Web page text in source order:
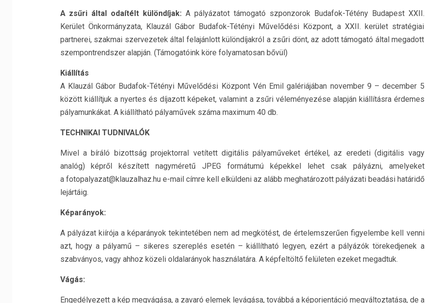
A zsűri által odaítélt különdíjak: A pályázatot támogató szponzorok Budafok-Tétény Budapest XXII.
Kerület Önkormányzata, Klauzál Gábor Budafok-Tétényi Művelődési Központ, a XXII. kerület stratégiai
partnerei, szakmai szervezetek által felajánlott különdíjakról a zsűri dönt, az adott támogató által megadott
szempontrendszer alapján. (Támogatóink köre folyamatosan bővül)
Kiállítás
A Klauzál Gábor Budafok-Tétényi Művelődési Központ Vén Emil galériájában november 9 – december 5
között kiállítjuk a nyertes és díjazott képeket, valamint a zsűri véleményezése alapján kiállításra érdemes
pályamunkákat. A kiállítható pályaművek száma maximum 40 db.
TECHNIKAI TUDNIVALÓK
Mivel a bíráló bizottság projektorral vetített digitális pályaműveket értékel, az eredeti (digitális vagy
analóg) képről készített nagyméretű JPEG formátumú képekkel lehet csak pályázni, amelyeket
a fotopalyazat@klauzalhaz.hu e-mail címre kell elküldeni az alább meghatározott pályázati beadási határidő
lejártáig.
Képarányok:
A pályázat kiírója a képarányok tekintetében nem ad megkötést, de értelemszerűen figyelembe kell venni
azt, hogy a pályamű – sikeres szereplés esetén – kiállítható legyen, ezért a pályázók törekedjenek a
szabványos, vagy ahhoz közeli oldalarányok használatára. A képfeltöltő felületen ezeket megadtuk.
Vágás:
Engedélyezett a kép megvágása, a zavaró elemek levágása, továbbá a képorientáció megváltoztatása, de a